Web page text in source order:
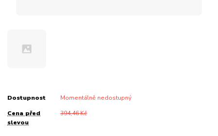
Dostupnost Momentálně nedostupný
Cena před
slevou
394,46 Kč